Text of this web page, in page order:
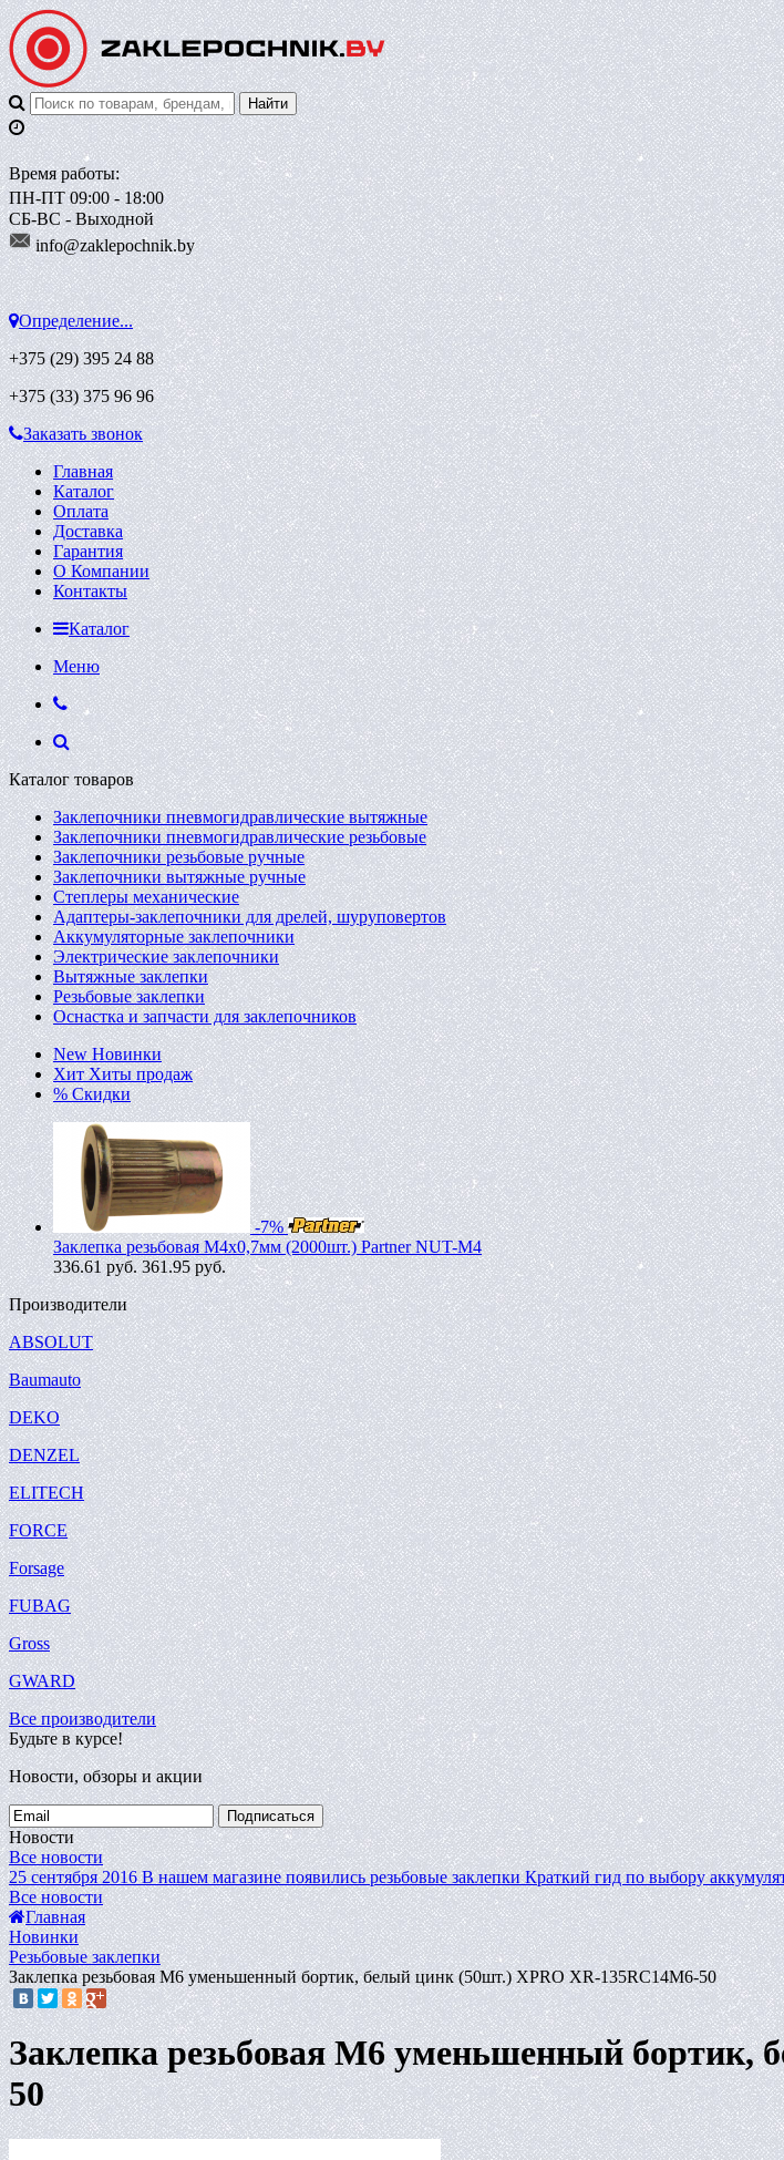
Время работы:
ПН-ПТ 09:00 - 18:00
СБ-ВС - Выходной
info@zaklepochnik.by
Определение...
+375 (29)395 24 88
+375 (33)375 96 96
Заказать звонок
Главная
Каталог
Оплата
Доставка
Гарантия
О Компании
Контакты
Каталог
Меню
Каталог товаров
Заклепочники пневмогидравлические вытяжные
Заклепочники пневмогидравлические резьбовые
Заклепочники резьбовые ручные
Заклепочники вытяжные ручные
Степлеры механические
Адаптеры-заклепочники для дрелей, шуруповертов
Аккумуляторные заклепочники
Электрические заклепочники
Вытяжные заклепки
Резьбовые заклепки
Оснастка и запчасти для заклепочников
New Новинки
Хит Хиты продаж
% Скидки
-7%
Заклепка резьбовая M4х0,7мм (2000шт.) Partner NUT-M4
336.61руб. 361.95 руб.
Производители
ABSOLUT
Baumauto
DEKO
DENZEL
ELITECH
FORCE
Forsage
FUBAG
Gross
GWARD
Все производители
Будьте в курсе!
Новости, обзоры и акции
Подписаться
Новости
Все новости
25 сентября 2016 В нашем магазине появились резьбовые заклепки Краткий гид по выбору
Все новости
Главная
Новинки
Резьбовые заклепки
Заклепка резьбовая M6 уменьшенный бортик, белый цинк (50шт.) XPRO XR-135RC14M6-50
Заклепка резьбовая M6 уменьшенный
50